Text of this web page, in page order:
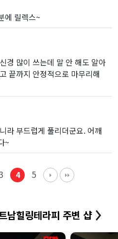
에 릴렉스~
경 많이 쓰는데 말 안 해도 알아
끝까지 안정적으로 마무리해
라 부드럽게 풀리더군요. 어깨
~
4 5
남힐링테라피 주변 샵